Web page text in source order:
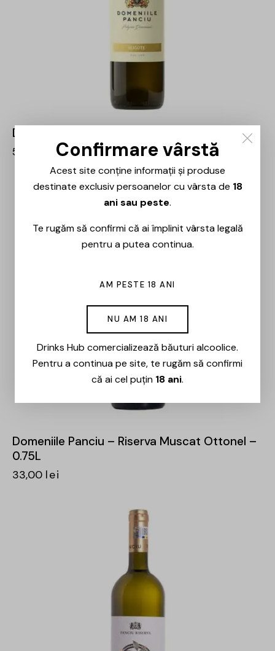
Domeniile Panciu – Aligote – 0.75L
55,00 lei
Domeniile Panciu – Riserva Muscat Ottonel –
0.75L
33,00 lei
Confirmare vârstă
Acest site conține informații și produse
destinate exclusiv persoanelor cu vârsta de 18
ani sau peste.
Te rugăm să confirmi că ai împlinit vârsta legală
pentru a putea continua.
AM PESTE 18 ANI
NU AM 18 ANI
Drinks Hub comercializează băuturi alcoolice.
Pentru a continua pe site, te rugăm să confirmi
că ai cel puțin 18 ani.